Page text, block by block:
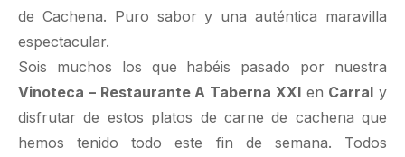
de Cachena. Puro sabor y una auténtica maravilla
espectacular.
Sois muchos los que habéis pasado por nuestra
Vinoteca – Restaurante A Taberna XXIen Carral y
disfrutar de estos platos de carne de cachena que
hemos tenido todo este fin de semana. Todos